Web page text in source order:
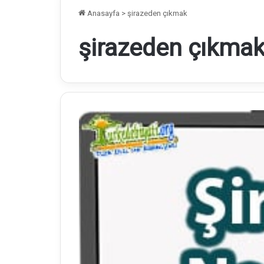
Anasayfa > şirazeden çıkmak
şirazeden